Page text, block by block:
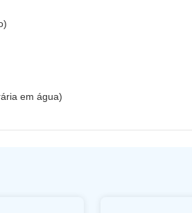
em água)